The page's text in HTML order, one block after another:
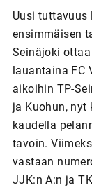
Uusi tuttavuus
ensimmäisen
Seinäjoki
lauantaina FC
aikoihin TP-
ja Kuohun, nyt
kaudella
tavoin.
vastaan
JJK:n A:n ja